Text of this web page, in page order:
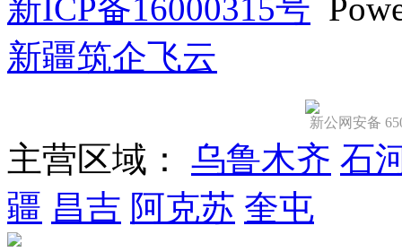
新ICP备16000315号
新疆筑企飞云
新公网安备
主营区域： 乌鲁木齐 石
疆 昌吉 阿克苏 奎屯